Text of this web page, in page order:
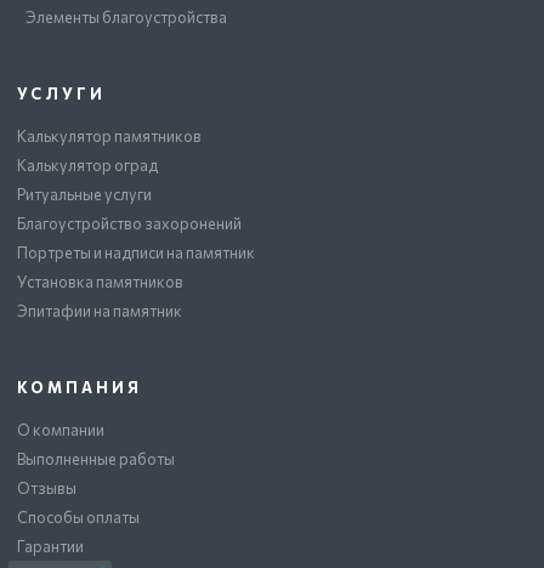
Элементы благоустройства
УСЛУГИ
Калькулятор памятников
Калькулятор оград
Ритуальные услуги
Благоустройство захоронений
Портреты и надписи на памятник
Установка памятников
Эпитафии на памятник
КОМПАНИЯ
О компании
Выполненные работы
Отзывы
Способы оплаты
Гарантии